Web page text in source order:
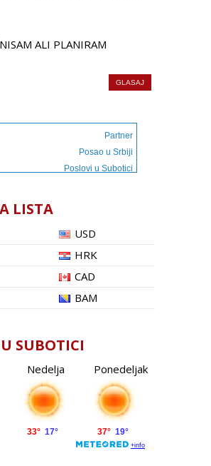
ALI PLANIRAM
Partner
Posao u Srbiji
Poslovi u Subotici
LISTA
USD
HRK
CAD
BAM
SUBOTICI
Nedelja Ponedeljak